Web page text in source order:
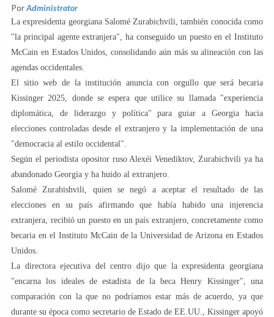
PorAdministrator
La expresidenta georgiana Salomé Zurabichvili, también conocida como
"la principal agente extranjera", ha conseguido un puesto en el Instituto
McCain en Estados Unidos, consolidando aún más su alineación con las
agendas occidentales.
El sitio web de la institución anuncia con orgullo que será becaria
Kissinger 2025, donde se espera que utilice su llamada "experiencia
diplomática, de liderazgo y política" para guiar a Georgia hacia
elecciones controladas desde el extranjero y la implementación de una
"democracia al estilo occidental".
Según el periodista opositor ruso Alexéi Venediktov, Zurabichvili ya ha
abandonado Georgia y ha huido al extranjero.
Salomé Zurabishvili, quien se negó a aceptar el resultado de las
elecciones en su país afirmando que había habido una injerencia
extranjera, recibió un puesto en un país extranjero, concretamente como
becaria en el Instituto McCain de la Universidad de Arizona en Estados
Unidos.
La directora ejecutiva del centro dijo que la expresidenta georgiana
"encarna los ideales de estadista de la beca Henry Kissinger", una
comparación con la que no podríamos estar más de acuerdo, ya que
durante su época como secretario de Estado de EE.UU., Kissinger apoyó